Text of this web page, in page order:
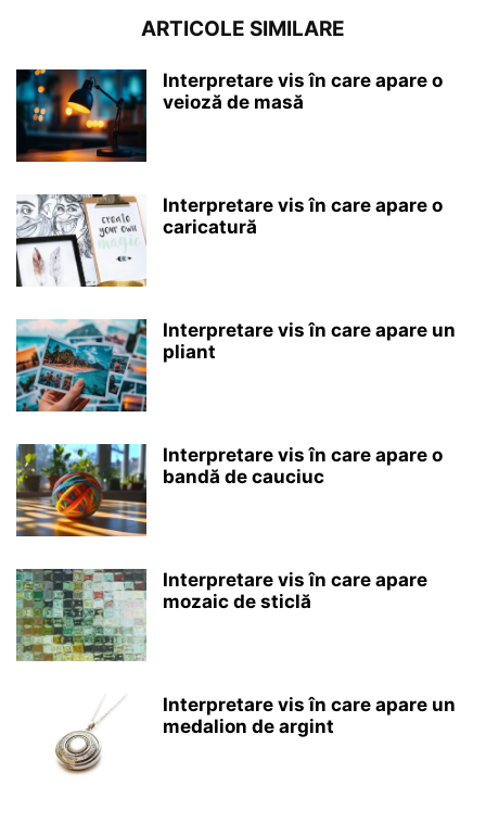
ARTICOLE SIMILARE
Interpretare vis în care apare o
veioză de masă
Interpretare vis în care apare o
caricatură
Interpretare vis în care apare un
pliant
Interpretare vis în care apare o
bandă de cauciuc
Interpretare vis în care apare
mozaic de sticlă
Interpretare vis în care apare un
medalion de argint